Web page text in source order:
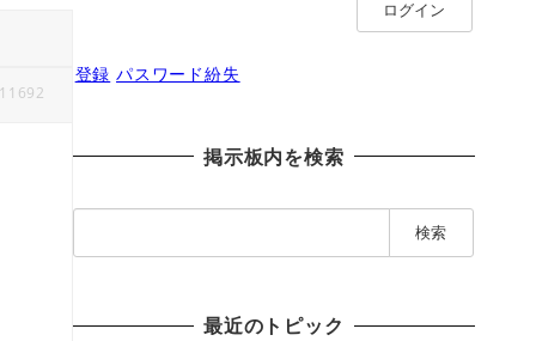
ログイン
登録 パスワード紛失
掲示板内を検索
索
最近のトピック